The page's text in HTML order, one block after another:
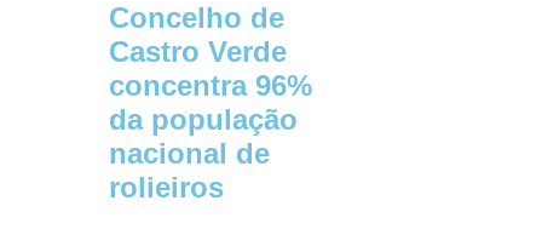
Concelho de
Castro Verde
concentra 96%
da população
nacional de
rolieiros